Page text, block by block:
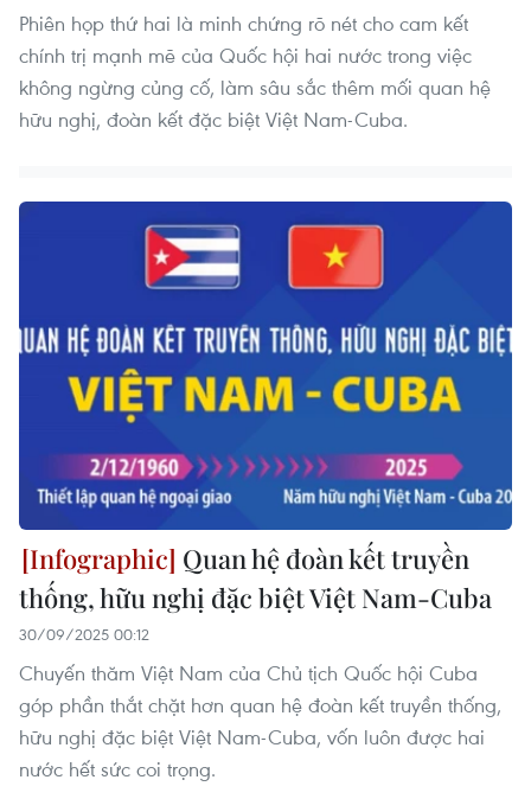
Phiên họp thứ hai là minh chứng rõ nét cho cam kết
chính trị mạnh mẽ của Quốc hội hai nước trong việc
không ngừng củng cố, làm sâu sắc thêm mối quan hệ
hữu nghị, đoàn kết đặc biệt Việt Nam-Cuba.
Quan hệ đoàn kết truyền
thống, hữu nghị đặc biệt Việt Nam-Cuba
30/09/2025 00:12
Chuyến thăm Việt Nam của Chủ tịch Quốc hội Cuba
góp phần thắt chặt hơn quan hệ đoàn kết truyền thống,
hữu nghị đặc biệt Việt Nam-Cuba, vốn luôn được hai
nước hết sức coi trọng.